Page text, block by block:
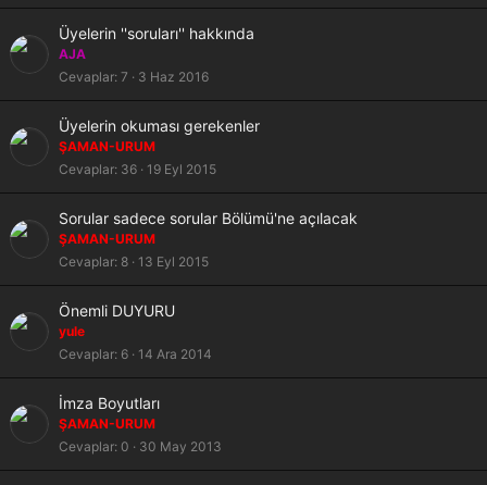
Üyelerin ''soruları'' hakkında
AJA
Cevaplar 7 3 Haz 2016
Üyelerin okuması gerekenler
ŞAMAN-URUM
Cevaplar 36 19 Eyl 2015
Sorular sadece sorular Bölümü'ne açılacak
ŞAMAN-URUM
Cevaplar 8 13 Eyl 2015
Önemli DUYURU
yule
Cevaplar 6 14 Ara 2014
İmza Boyutları
ŞAMAN-URUM
Cevaplar 0 30 May 2013